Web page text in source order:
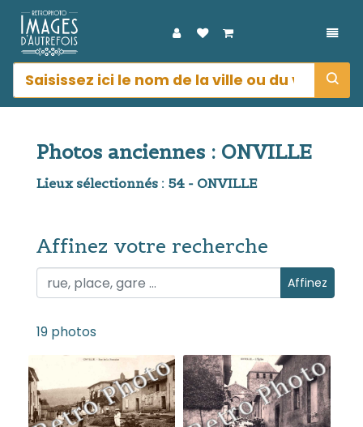
Photos anciennes : ONVILLE
Lieux sélectionnés : 54 - ONVILLE
Affinez votre recherche
Affinez votre recherche Affinez
19 photos